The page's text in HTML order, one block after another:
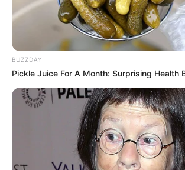
BUZZDAY
Pickle Juice For A Month: Surprising Health